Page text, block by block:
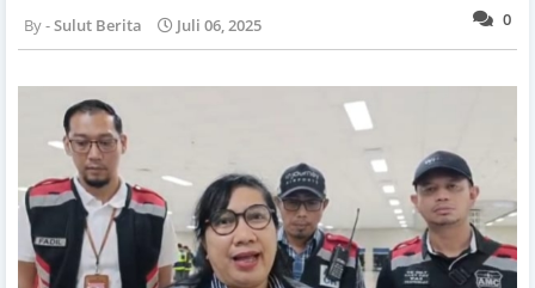
0
Sulut Berita Juli 06, 2025